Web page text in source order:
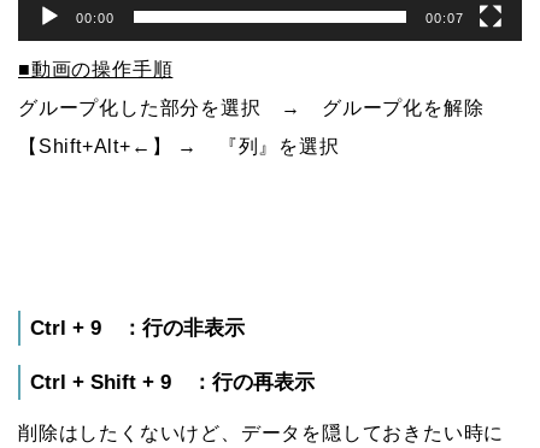
00:00 00:07
■動画の操作手順
グループ化した部分を選択 → グループ化を解除
【Shift+Alt+←】 → 『列』を選択
Ctrl + 9 ：行の非表示
Ctrl + Shift + 9 ：行の再表示
削除はしたくないけど、データを隠しておきたい時に